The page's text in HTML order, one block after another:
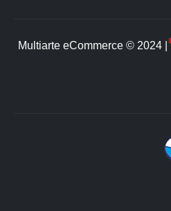
Multiarte eCommerce © 2024 |